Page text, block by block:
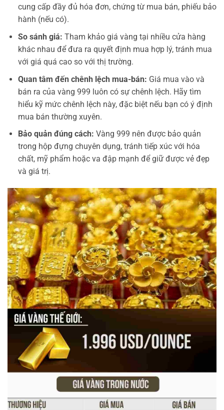
cung cấp đầy đủ hóa đơn, chứng từ mua bán, phiếu bảo
hành (nếu có).
So sánh giá: Tham khảo giá vàng tại nhiều cửa hàng
khác nhau để đưa ra quyết định mua hợp lý, tránh mua
với giá quá cao so với thị trường.
Quan tâm đến chênh lệch mua-bán: Giá mua vào và
bán ra của vàng 999 luôn có sự chênh lệch. Hãy tìm
hiểu kỹ mức chênh lệch này, đặc biệt nếu bạn có ý định
mua bán thường xuyên.
Bảo quản đúng cách: Vàng 999 nên được bảo quản
trong hộp đựng chuyên dụng, tránh tiếp xúc với hóa
chất, mỹ phẩm hoặc va đập mạnh để giữ được vẻ đẹp
và giá trị.